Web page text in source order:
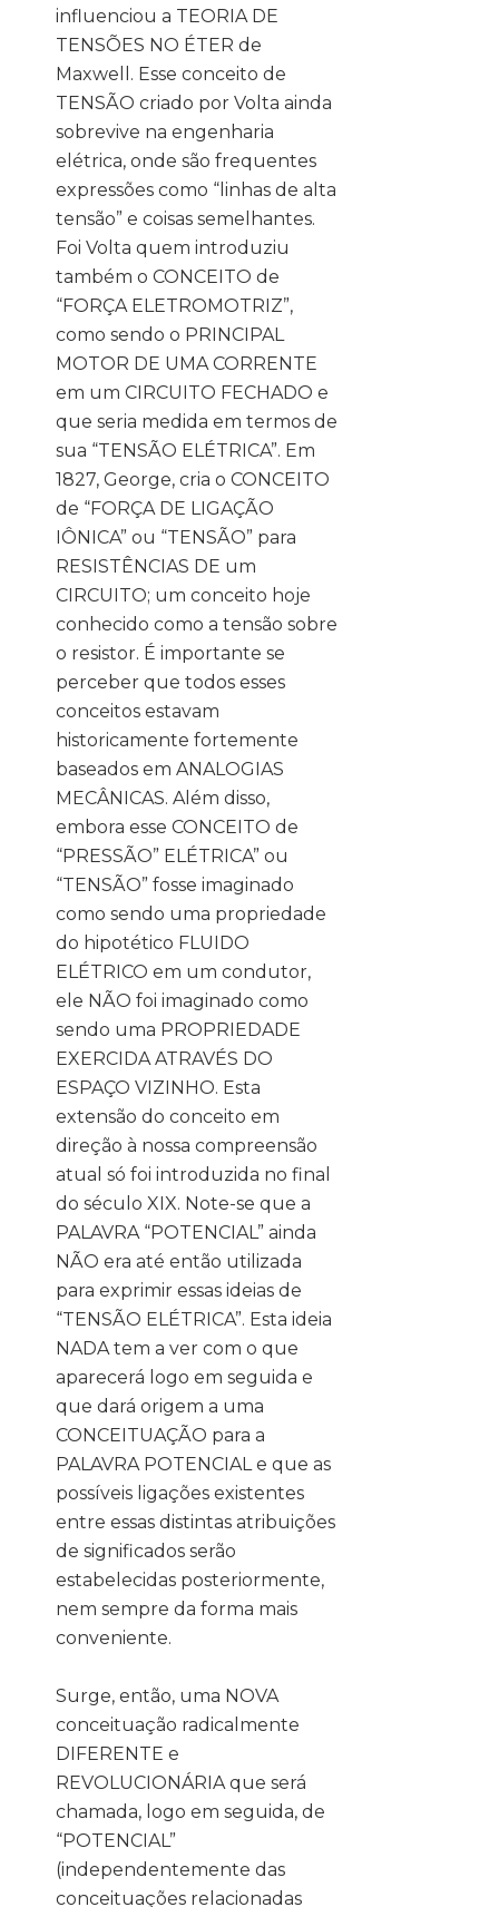
influenciou a TEORIA DE
TENSÕES NO ÉTER de
Maxwell. Esse conceito de
TENSÃO criado por Volta ainda
sobrevive na engenharia
elétrica, onde são frequentes
expressões como “linhas de alta
tensão” e coisas semelhantes.
Foi Volta quem introduziu
também o CONCEITO de
“FORÇA ELETROMOTRIZ”,
como sendo o PRINCIPAL
MOTOR DE UMA CORRENTE
em um CIRCUITO FECHADO e
que seria medida em termos de
sua “TENSÃO ELÉTRICA”. Em
1827, George, cria o CONCEITO
de “FORÇA DE LIGAÇÃO
IÔNICA” ou “TENSÃO” para
RESISTÊNCIAS DE um
CIRCUITO; um conceito hoje
conhecido como a tensão sobre
o resistor. É importante se
perceber que todos esses
conceitos estavam
historicamente fortemente
baseados em ANALOGIAS
MECÂNICAS. Além disso,
embora esse CONCEITO de
“PRESSÃO” ELÉTRICA” ou
“TENSÃO” fosse imaginado
como sendo uma propriedade
do hipotético FLUIDO
ELÉTRICO em um condutor,
ele NÃO foi imaginado como
sendo uma PROPRIEDADE
EXERCIDA ATRAVÉS DO
ESPAÇO VIZINHO. Esta
extensão do conceito em
direção à nossa compreensão
atual só foi introduzida no final
do século XIX. Note-se que a
PALAVRA “POTENCIAL” ainda
NÃO era até então utilizada
para exprimir essas ideias de
“TENSÃO ELÉTRICA”. Esta ideia
NADA tem a ver com o que
aparecerá logo em seguida e
que dará origem a uma
CONCEITUAÇÃO para a
PALAVRA POTENCIAL e que as
possíveis ligações existentes
entre essas distintas atribuições
de significados serão
estabelecidas posteriormente,
nem sempre da forma mais
conveniente.
Surge, então, uma NOVA
conceituação radicalmente
DIFERENTE e
REVOLUCIONÁRIA que será
chamada, logo em seguida, de
“POTENCIAL”
(independentemente das
conceituações relacionadas